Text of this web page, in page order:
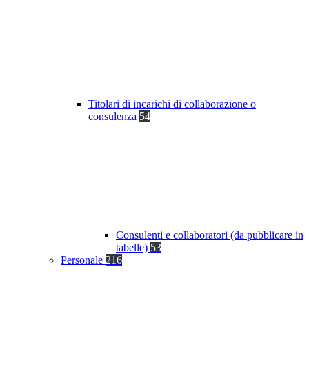
Titolari di incarichi di collaborazione o
consulenza 54
Consulenti e collaboratori (da pubblicare in
tabelle) 53
Personale 216